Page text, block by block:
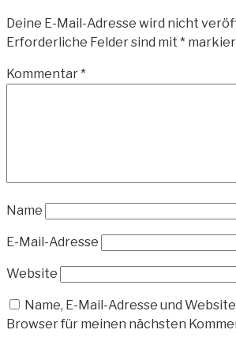
Deine E-Mail-Adresse wird nicht
Erforderliche Felder sind mit *
Kommentar*
Name
E-Mail-Adresse
Website
Name, E-Mail-Adresse und
Browser für meinen nächsten